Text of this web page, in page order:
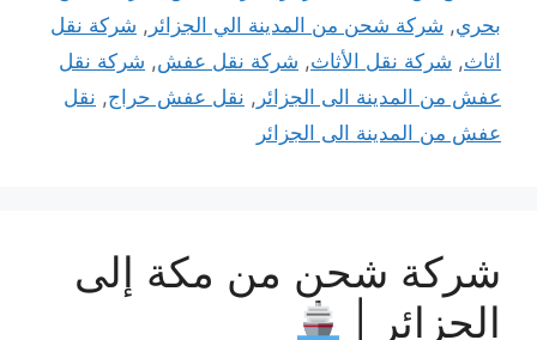
بحري, شركة شحن من المدينة الي الجزائر , شركة نقل
اثاث, شركة نقل الأثاث, شركة نقل عفش, شركة نقل
عفش من المدينة الى الجزائر , نقل عفش حراج, نقل
عفش من المدينة الى الجزائر
شركة شحن من مكة إلى
الجزائر |